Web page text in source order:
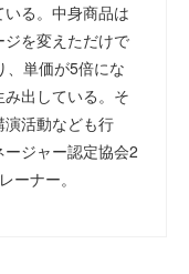
る。中身商品は
を変えただけで
、単価が5倍にな
出している。そ
活動なども行
ジャー認定協会2
ーナー。